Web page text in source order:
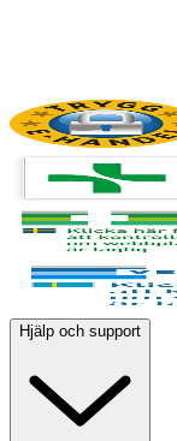
Hjälp och support